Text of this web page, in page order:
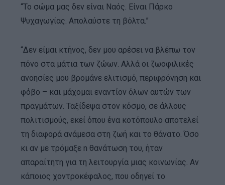
“Το σώμα μας δεν είναι Ναός. Είναι Πάρκο
Ψυχαγωγίας. Απολαύστε τη βόλτα.”
“Δεν είμαι κτήνος, δεν μου αρέσει να βλέπω τον
πόνο στα μάτια των ζώων. Αλλά οι ζωοφιλικές
ανοησίες μου βρομάνε ελιτισμό, περιφρόνηση και
φόβο – και μάχομαι εναντίον όλων αυτών των
πραγμάτων. Ταξίδεψα στον κόσμο, σε άλλους
πολιτισμούς, εκεί όπου ένα κοτόπουλο αποτελεί
τη διαφορά ανάμεσα στη ζωή και το θάνατο. Όσο
κι αν με τρόμαξε n θανάτωση του, ήταν
απαραίτητη για τη λειτουργία μιας κοινωνίας. Αν
κάποιος χοντροκέφαλος, που οδηγεί το